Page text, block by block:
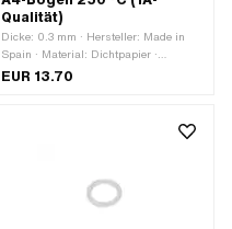
Qualität)
Dicke: 0.3 mm · Hersteller: Made in
Spain · Material: Dichtpapier ·
Verwendungsort: Universal
EUR 13.70